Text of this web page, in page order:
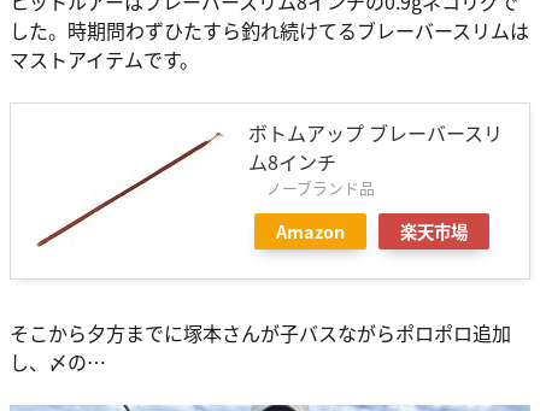
した。時期問わずひたすら釣れ続けてるブレーバースリムは
マストアイテムです。
ボトムアップ ブレーバースリ
ム8インチ
ノーブランド品
Amazon 楽天市場
そこから夕方までに塚本さんが子バスながらポロポロ追加
し、〆の…